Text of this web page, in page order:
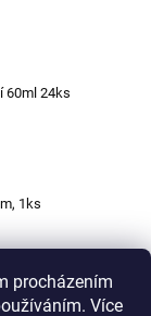
procházením
Více
60ml 24ks
1ks